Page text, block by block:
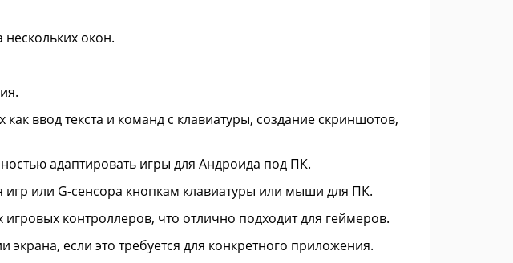
окон.
ввод текста и команд с клавиатуры, создание скриншотов,
адаптировать игры для Андроида под ПК.
или G-сенсора кнопкам клавиатуры или мыши для ПК.
контроллеров, что отлично подходит для геймеров.
если это требуется для конкретного приложения.